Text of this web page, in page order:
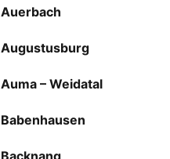
Auerbach
Augustusburg
Auma – Weidatal
Babenhausen